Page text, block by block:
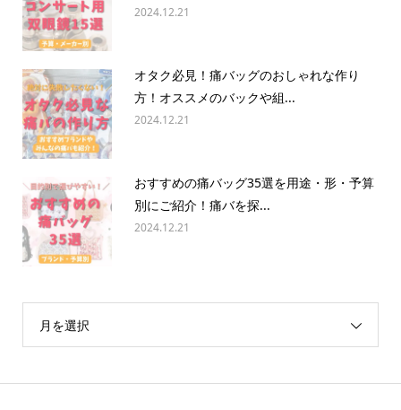
2024.12.21
オタク必見！痛バッグのおしゃれな作り
方！オススメのバックや組...
2024.12.21
おすすめの痛バッグ35選を用途・形・予算
別にご紹介！痛バを探...
2024.12.21
月を選択